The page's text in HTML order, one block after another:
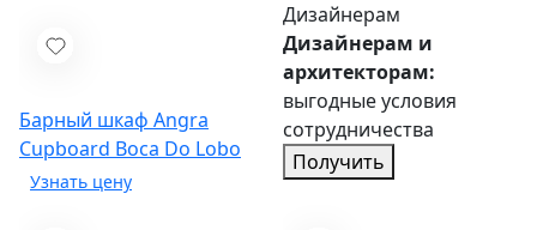
Барный шкаф Angra
Cupboard Boca Do Lobo
Дизайнерам
Дизайнерам и
архитекторам:
выгодные условия
сотрудничества
Получить